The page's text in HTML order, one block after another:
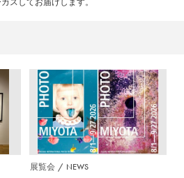
スしてお届けします。
展覧会 NEWS